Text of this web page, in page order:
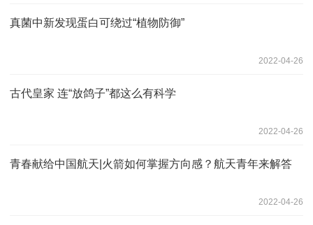
真菌中新发现蛋白可绕过“植物防御”
2022-04-26
古代皇家 连“放鸽子”都这么有科学
2022-04-26
青春献给中国航天|火箭如何掌握方向感？航天青年来解答
2022-04-26